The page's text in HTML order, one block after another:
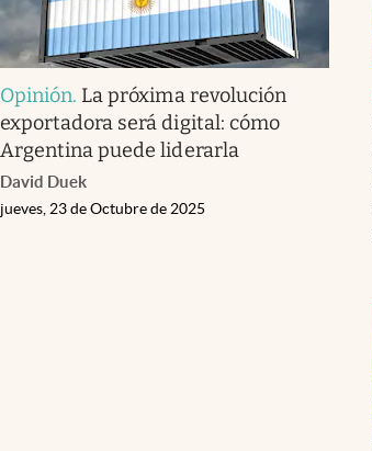
Opinión. La próxima revolución
exportadora será digital: cómo
Argentina puede liderarla
David Duek
jueves, 23 de Octubre de 2025